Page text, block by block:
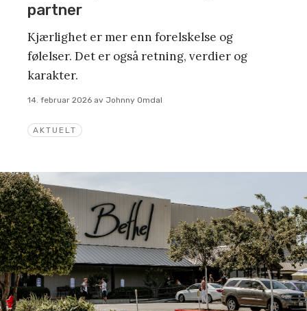
AKTUELT
partner
Kjærlighet er mer enn forelskelse og
følelser. Det er også retning, verdier og
karakter.
14. februar 2026 av Johnny Omdal